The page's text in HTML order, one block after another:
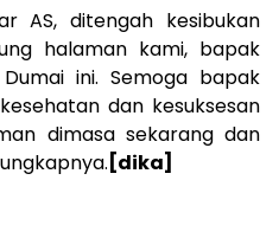
AS, ditengah kesibukan
halaman kami, bapak
ini. Semoga bapak
dan kesuksesan
dimasa sekarang dan
[dika]